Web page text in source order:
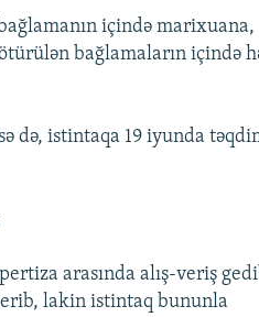
içində marixuana,
bağlamaların içində
də, istintaqa 19 iyunda
arasında alış-veriş
lakin istintaq bununla